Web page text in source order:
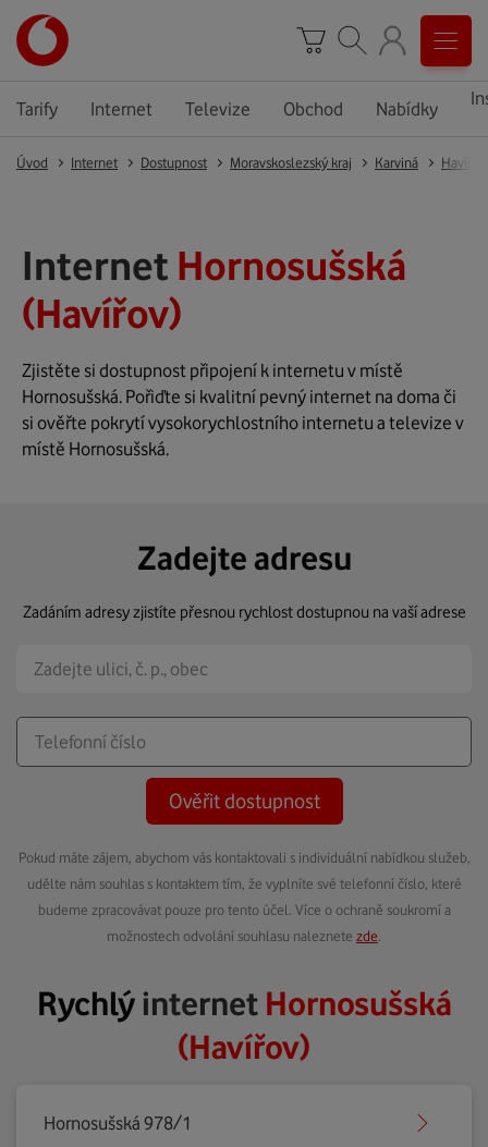
Tarify Internet Televize Obchod Nabídky
Úvod Internet Dostupnost Moravskoslezský kraj Karviná Havířov
Internet Hornosušská
(Havířov)
Zjistěte si dostupnost připojení k internetu v místě
Hornosušská. Pořiďte si kvalitní pevný internet na doma či
si ověřte pokrytí vysokorychlostního internetu a televize v
místě Hornosušská.
Zadejte adresu
Zadáním adresy zjistíte přesnou rychlost dostupnou na vaší adrese
Ověřit dostupnost
Pokud máte zájem, abychom vás kontaktovali s individuální nabídkou služeb,
udělte nám souhlas s kontaktem tím, že vyplníte své telefonní číslo, které
budeme zpracovávat pouze pro tento účel. Více o ochraně soukromí a
možnostech odvolání souhlasu naleznete zde
Rychlýinternet Hornosušská
(Havířov)
Hornosušská 978/1